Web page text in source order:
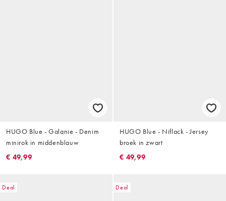
HUGO Blue - Galanie - Denim
minirok in middenblauw
€ 49,99
HUGO Blue - Niflack - Jersey
broek in zwart
€ 49,99
Deal Deal